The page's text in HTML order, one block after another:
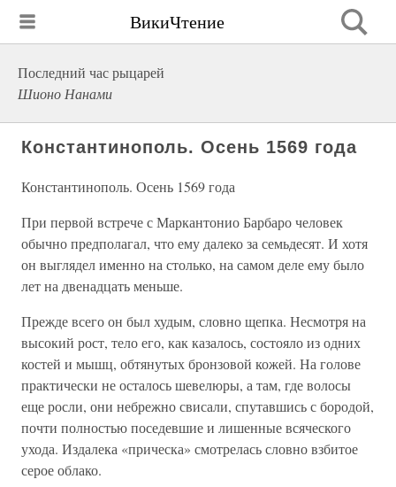
ВикиЧтение
Последний час рыцарей
Шионо Нанами
Константинополь. Осень 1569 года
Константинополь. Осень 1569 года
При первой встрече с Маркантонио Барбаро человек
обычно предполагал, что ему далеко за семьдесят. И хотя
он выглядел именно на столько, на самом деле ему было
лет на двенадцать меньше.
Прежде всего он был худым, словно щепка. Несмотря на
высокий рост, тело его, как казалось, состояло из одних
костей и мышц, обтянутых бронзовой кожей. На голове
практически не осталось шевелюры, а там, где волосы
еще росли, они небрежно свисали, спутавшись с бородой,
почти полностью поседевшие и лишенные всяческого
ухода. Издалека «прическа» смотрелась словно взбитое
серое облако.